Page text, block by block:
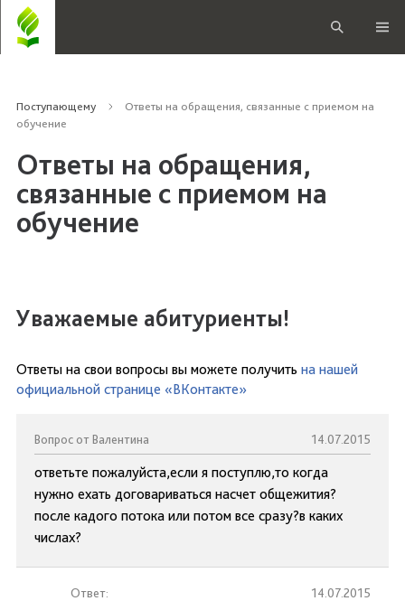
Поступающему
Ответы на обращения, связанные с приемом на
обучение
Ответы на обращения,
связанные с приемом на
обучение
Уважаемые абитуриенты!
Ответы на свои вопросы вы можете получить на нашей
официальной странице «ВКонтакте»
Вопрос от Валентина 14.07.2015
ответьте пожалуйста,если я поступлю,то когда
нужно ехать договариваться насчет общежития?
после кадого потока или потом все сразу?в каких
числах?
Ответ: 14.07.2015